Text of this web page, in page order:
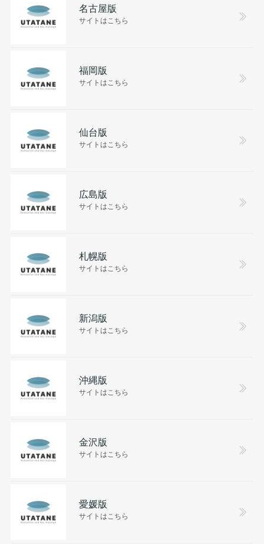
名古屋版
サイトはこちら
福岡版
サイトはこちら
仙台版
サイトはこちら
広島版
サイトはこちら
札幌版
サイトはこちら
新潟版
サイトはこちら
沖縄版
サイトはこちら
金沢版
サイトはこちら
愛媛版
サイトはこちら